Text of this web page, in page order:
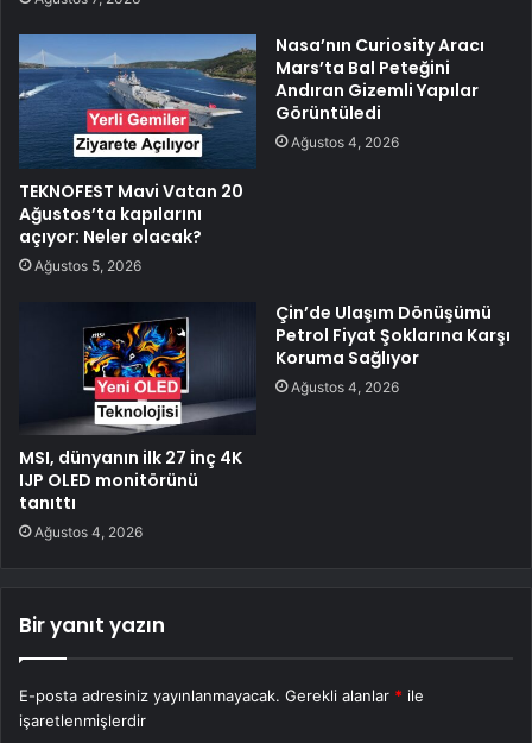
TEKNOFEST Mavi Vatan 20
Ağustos’ta kapılarını
açıyor: Neler olacak?
Ağustos 5, 2026
Nasa’nın Curiosity Aracı
Mars’ta Bal Peteğini
Andıran Gizemli Yapılar
Görüntüledi
Ağustos 4, 2026
MSI, dünyanın ilk 27 inç 4K
IJP OLED monitörünü
tanıttı
Ağustos 4, 2026
Çin’de Ulaşım Dönüşümü
Petrol Fiyat Şoklarına Karşı
Koruma Sağlıyor
Ağustos 4, 2026
Bir yanıt yazın
E-posta adresiniz yayınlanmayacak. Gerekli alanlar * ile
işaretlenmişlerdir